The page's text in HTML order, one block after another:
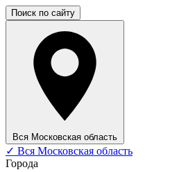
Поиск по сайту
Вся Московская область
✓ Вся Московская область
Города